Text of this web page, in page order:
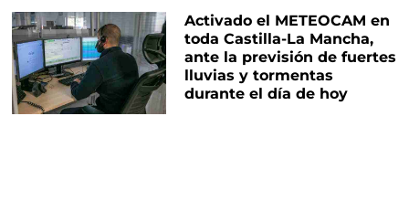
Activado el METEOCAM en
toda Castilla-La Mancha,
ante la previsión de fuertes
lluvias y tormentas
durante el día de hoy